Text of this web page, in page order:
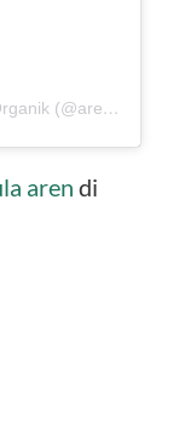
A post shared by Arenga – Gula Aren Organik (@arengaindonesia)
arendi